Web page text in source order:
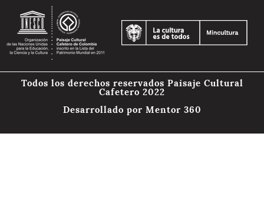
Todos los derechos reservados Paisaje Cultural
Cafetero 2022
Desarrollado por Mentor 360